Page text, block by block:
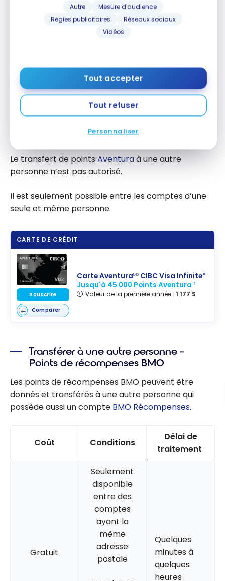
Autre
Mesure d'audience
Régies publicitaires
Réseaux sociaux
Vidéos
Tout accepter
Tout refuser
Personnaliser
Transférer à une autre personne –
Points des institutions financières
Transférer à une autre personne –
Le transfert de pointsAventuraà une autre
personne n’est pas autorisé.
Il est seulement possible entre les comptes d’une
seule et même personne.
CARTE DE CRÉDIT
Carte AventuraMD CIBC Visa Infinite*
Jusqu'à 45 000 Points Aventura†
Valeur de la première année : 1 177 $
Souscrire
Comparer
Transférer à une autre personne –
Points de récompenses BMO
Les points de récompenses BMO peuvent être
donnés et transférés à une autre personne qui
possède aussi un compte BMO Récompenses.
Coût Conditions
Délai de
traitement
Gratuit
Seulement
disponible
entre des
comptes
ayant la
même
adresse
postale
Quelques
minutes à
quelques
heures